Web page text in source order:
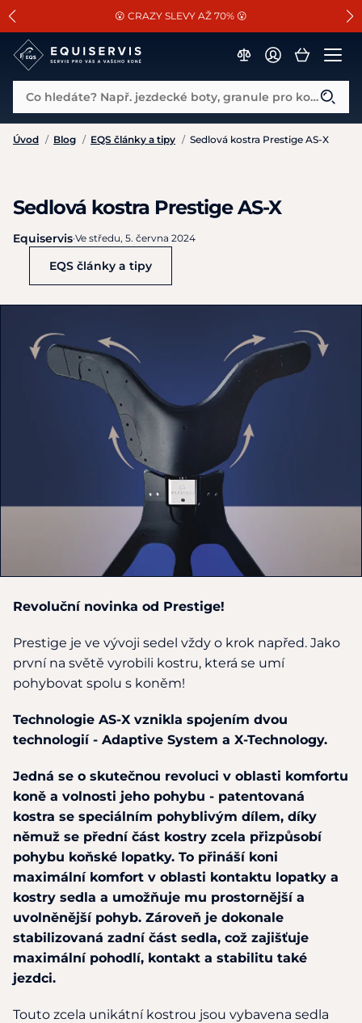
SLEVA 13% na vše od Cassini!
😮 CRAZY SLEVY AŽ 70% 😮
📐Pasování a doplňky k vybraným sedlům ZDARMA 🐴
Co hledáte? Např. jezdecké boty, granule pro koně...
Úvod / Blog / EQS články a tipy / Sedlová kostra Prestige AS-X
Sedlová kostra Prestige AS-X
Equiservis·Ve středu, 5. června 2024
EQS články a tipy
Revoluční novinka od Prestige!
Prestige je ve vývoji sedel vždy o krok napřed. Jako
první na světě vyrobili kostru, která se umí
pohybovat spolu s koněm!
Technologie AS-X vznikla spojením dvou
technologií - Adaptive System a X-Technology.
Jedná se o skutečnou revoluci v oblasti komfortu
koně a volnosti jeho pohybu - patentovaná
kostra se speciálním pohyblivým dílem, díky
němuž se přední část kostry zcela přizpůsobí
pohybu koňské lopatky. To přináší koni
maximální komfort v oblasti kontaktu lopatky a
kostry sedla a umožňuje mu prostornější a
uvolněnější pohyb. Zároveň je dokonale
stabilizovaná zadní část sedla, což zajišťuje
maximální pohodlí, kontakt a stabilitu také
jezdci.
Touto zcela unikátní kostrou jsou vybavena sedla